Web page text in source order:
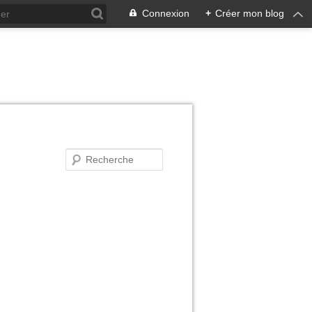
Connexion + Créer mon blog